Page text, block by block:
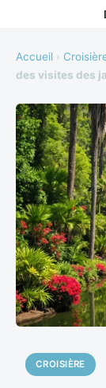
Accueil ›
des visites des
CROISIÈRE